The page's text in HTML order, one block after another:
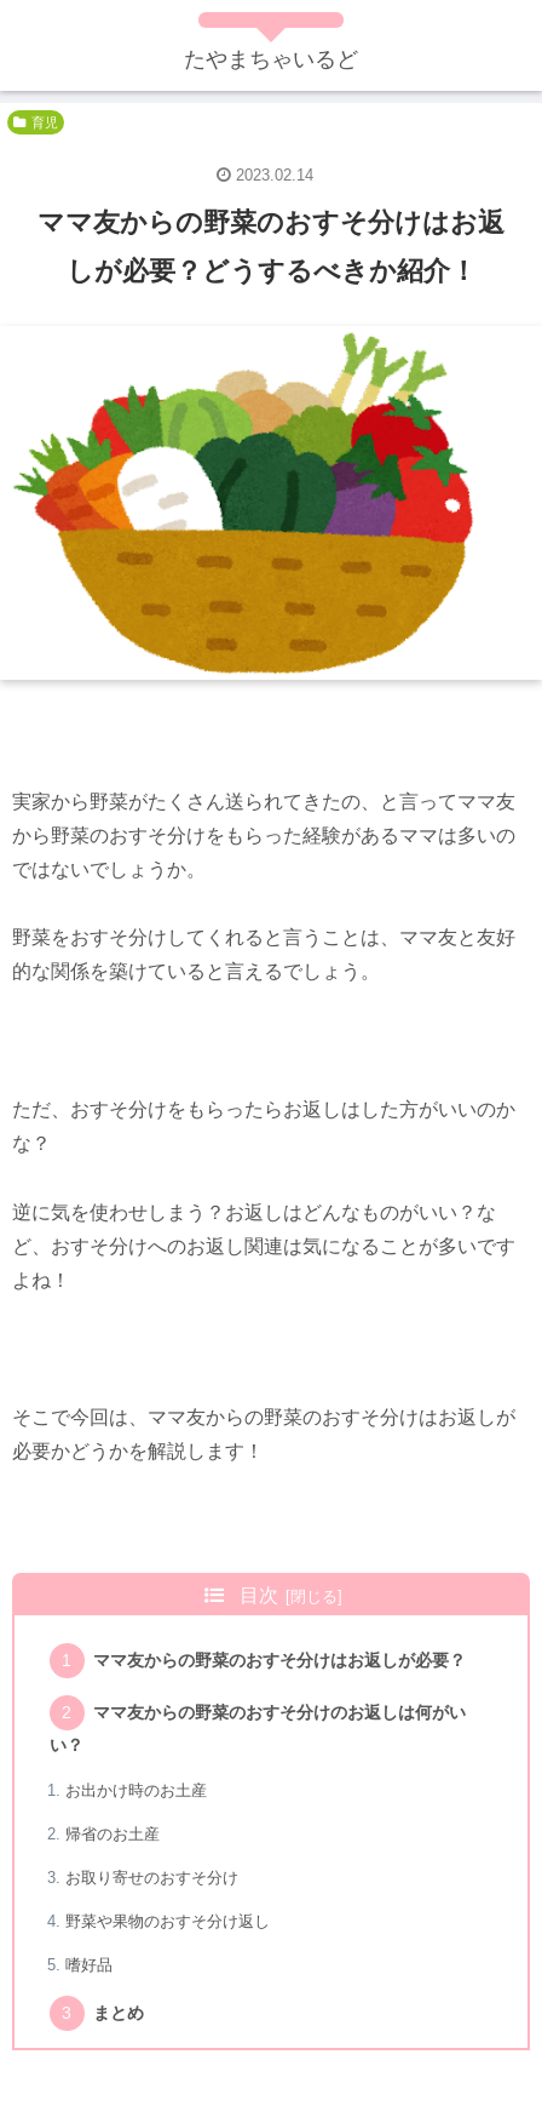
たやまちゃいるど
育児
ママ友からの野菜のおすそ分けはお返
しが必要？どうするべきか紹介！
2023.02.14
実家から野菜がたくさん送られてきたの、と言ってママ友
から野菜のおすそ分けをもらった経験があるママは多いの
ではないでしょうか。
野菜をおすそ分けしてくれると言うことは、ママ友と友好
的な関係を築けていると言えるでしょう。
ただ、おすそ分けをもらったらお返しはした方がいいのか
な？
逆に気を使わせしまう？お返しはどんなものがいい？な
ど、おすそ分けへのお返し関連は気になることが多いです
よね！
そこで今回は、ママ友からの野菜のおすそ分けはお返しが
必要かどうかを解説します！
目次
ママ友からの野菜のおすそ分けはお返しが必要？
ママ友からの野菜のおすそ分けのお返しは何がい
い？
お出かけ時のお土産
帰省のお土産
お取り寄せのおすそ分け
野菜や果物のおすそ分け返し
嗜好品
まとめ